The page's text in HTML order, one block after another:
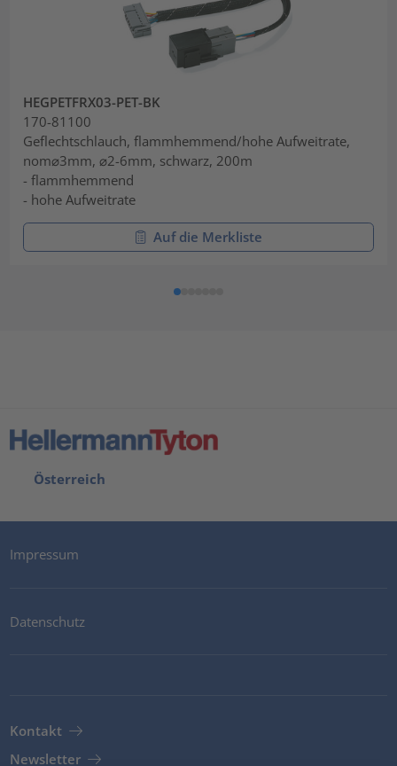
HEGPETFRX03-PET-BK
170-81100
Geflechtschlauch, flammhemmend/hohe Aufweitrate,
nom⌀3mm, ⌀2-6mm, schwarz, 200m
- flammhemmend
- hohe Aufweitrate
Auf die Merkliste
Österreich
Impressum
Datenschutz
Kontakt
Newsletter